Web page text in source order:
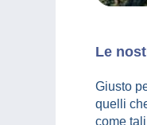
Le
Giusto
quelli
come